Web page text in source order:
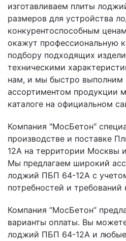
изготавливаем плиты
размеров для устройства
конкурентоспособным
окажут профессиональную
подбору подходящих
техническими
нам, и мы быстро выполним
ассортиментом продукции
каталоге на официальном
Компания "МосБетон"
производстве и поставке
12А на территории Москвы
Мы предлагаем широкий
лоджий ПБП 64-12А с
потребностей и требований
Компания “МосБетон”
варианты оплаты. Вы
лоджий ПБП 64-12А и любые